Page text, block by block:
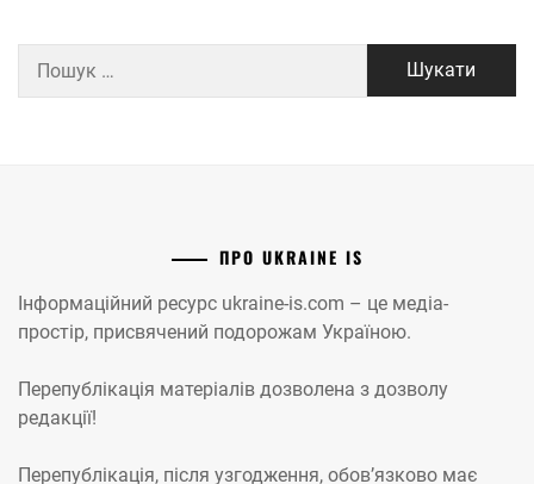
ПРО UKRAINE IS
Інформаційний ресурс ukraine-is.com – це медіа-
простір, присвячений подорожам Україною.
Перепублікація матеріалів дозволена з дозволу
редакції!
Перепублікація, після узгодження, обов’язково має